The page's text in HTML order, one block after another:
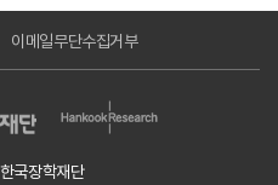
이메일무단수집거부
국장학재단